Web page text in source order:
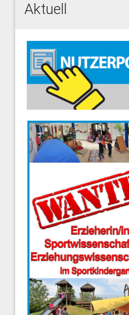
Aktuell